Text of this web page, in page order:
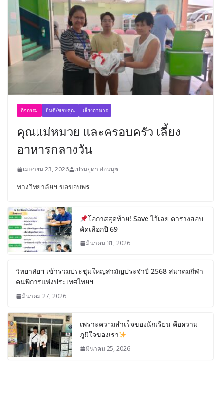
กิจกรรม ยินดี/ขอบคุณ เลี้ยงอาหาร
คุณแม่หมวย และครอบครัว เลี้ยง
อาหารกลางวัน
เมษายน 23, 2026 เปรมยุดา อ่อนนุช
ทางวิทยาลัยฯ ขอขอบพร
โอกาสสุดท้าย! Save ไว้เลย ตารางสอบ
คัดเลือกปี 69
มีนาคม 31, 2026
วิทยาลัยฯ เข้าร่วมประชุมใหญ่สามัญประจำปี 2568 สมาคมกีฬา
คนพิการแห่งประเทศไทยฯ
มีนาคม 27, 2026
เพราะความสำเร็จของนักเรียน คือความ
ภูมิใจของเรา
มีนาคม 25, 2026